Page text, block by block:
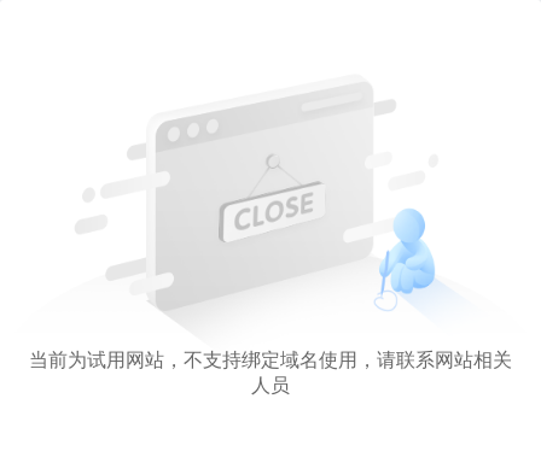
当前为试用网站，不支持绑定域名使用，请联系网站相关
人员